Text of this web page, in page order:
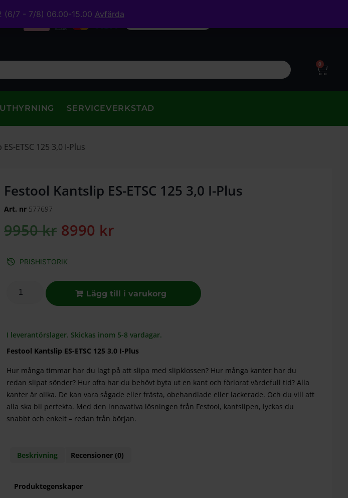
(6/7 - 7/8) 06.00-15.00 Avfärda
0
UTHYRNING SERVICEVERKSTAD
ETSC 125 3,0 I-Plus
Festool Kantslip ES-ETSC 125 3,0 I-Plus
Art. nr 577697
9950kr 8990 kr
PRISHISTORIK
Lägg till i varukorg
I leverantörslager. Skickas inom 5-8 vardagar.
Festool Kantslip ES-ETSC 125 3,0 I-Plus
Hur många timmar har du lagt på att slipa med slipklossen? Hur många kanter har du
redan slipat sönder? Hur ofta har du behövt byta ut en kant och förlorat värdefull tid? Alla
kanter är olika. De kan vara sågade eller frästa, obehandlade eller lackerade. Och du vill att
alla ska bli perfekta. Med den innovativa lösningen från Festool, kantslipen, lyckas du
snabbt och enkelt – redan från början.
Beskrivning Recensioner (0)
Produktegenskaper